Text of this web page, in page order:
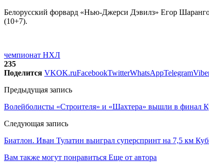
Белорусский форвард «Нью-Джерси Дэвилз» Егор
(10+7).
чемпионат НХЛ
235
Поделится VKOK.ruFacebookTwitterWhatsAppTelegram
Предыдущая запись
Волейболисты «Строителя» и «Шахтера» вышли в финал
Следующая запись
Биатлон. Иван Тулатин выиграл суперспринт на 7,5 км
Вам также могут понравиться Еще от автора